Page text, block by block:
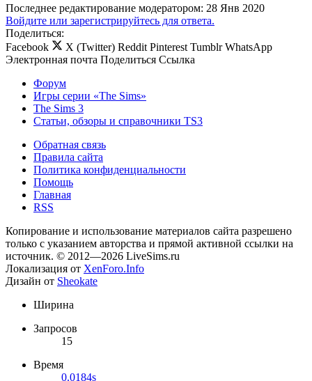
Последнее редактирование модератором: 28 Янв 2020
Войдите или зарегистрируйтесь для ответа.
Поделиться:
Facebook
X (Twitter) Reddit Pinterest Tumblr WhatsApp
Электронная почта Поделиться Ссылка
Форум
Игры серии «The Sims»
The Sims 3
Статьи, обзоры и справочники TS3
Обратная связь
Правила сайта
Политика конфиденциальности
Помощь
Главная
RSS
Копирование и использование материалов сайта разрешено
только с указанием авторства и прямой активной ссылки на
источник. © 2012—2026 LiveSims.ru
Локализация от XenForo.Info
Дизайн от Sheokate
Ширина
Запросов
15
Время
0.0184s